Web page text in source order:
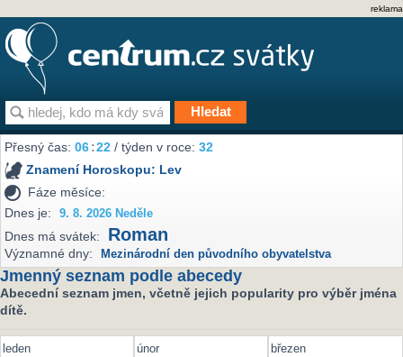
reklama
Přesný čas:06:22 / týden v roce:32
Znamení Horoskopu: Lev
Fáze měsíce:
Dnes je:
9. 8. 2026 Neděle
Dnes má svátek: Roman
Významné dny: Mezinárodní den původního obyvatelstva
Jmenný seznam podle abecedy
Abecední seznam jmen, včetně jejich popularity pro výběr jména
dítě.
leden únor
březen